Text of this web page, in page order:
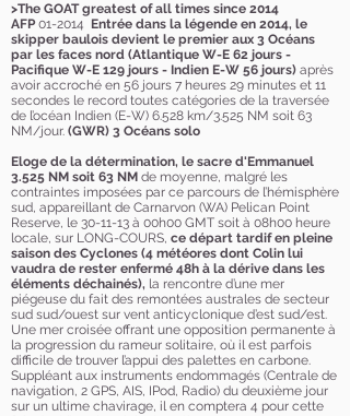
>The GOATgreatest of all times since 2014
AFP01-2014 Entrée dans la légende en 2014, le
skipper baulois devient le premier aux 3 Océans
par les faces nord (Atlantique W-E 62 jours -
Pacifique W-E 129 jours - Indien E-W 56 jours) après
avoir accroché en 56 jours 7 heures 29 minutes et 11
secondes le record toutes catégories de la traversée
de l’océan Indien (E-W) 6.528 km/3.525 NM soit 63
NM/jour. (GWR) 3 Océans solo
Eloge de la détermination, le sacre d'Emmanuel
3.525 NM soit 63 NM de moyenne, malgré les
contraintes imposées par ce parcours de l’hémisphère
sud, appareillant de Carnarvon (WA) Pelican Point
Reserve, le 30-11-13 à 00h00 GMT soit à 08h00 heure
locale, sur LONG-COURS, ce départ tardif en pleine
saison des Cyclones (4 météores dont Colin lui
vaudra de rester enfermé 48h à la dérive dans les
éléments déchainés), la rencontre d’une mer
piégeuse du fait des remontées australes de secteur
sud sud/ouest sur vent anticyclonique d’est sud/est.
Une mer croisée offrant une opposition permanente à
la progression du rameur solitaire, où il est parfois
difficile de trouver l’appui des palettes en carbone.
Suppléant aux instruments endommagés (Centrale de
navigation, 2 GPS, AIS, IPod, Radio) du deuxième jour
sur un ultime chavirage, il en comptera 4 pour cette